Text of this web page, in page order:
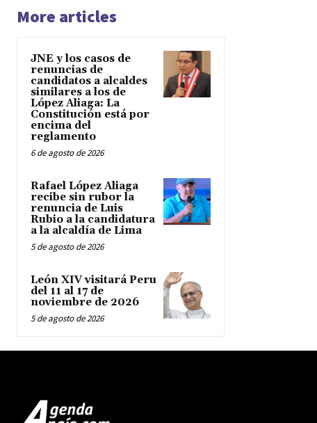
More articles
JNE y los casos de
renuncias de
candidatos a alcaldes
similares a los de
López Aliaga: La
Constitución está por
encima del
reglamento
6 de agosto de 2026
Rafael López Aliaga
recibe sin rubor la
renuncia de Luis
Rubio a la candidatura
a la alcaldía de Lima
5 de agosto de 2026
León XIV visitará Peru
del 11 al 17 de
noviembre de 2026
5 de agosto de 2026